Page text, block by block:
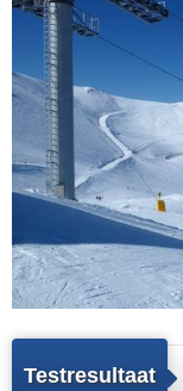
Testresultaat